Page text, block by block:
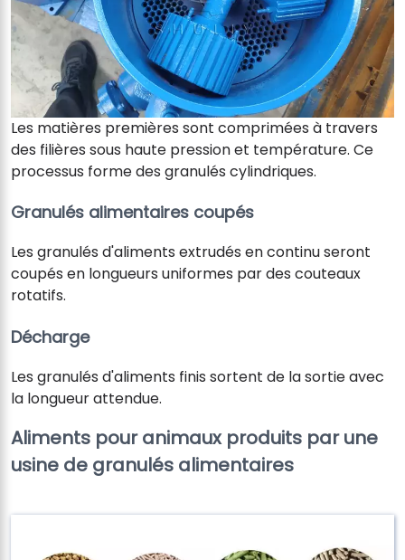
Les matières premières sont comprimées à travers
des filières sous haute pression et température. Ce
processus forme des granulés cylindriques.
Granulés alimentaires coupés
Les granulés d'aliments extrudés en continu seront
coupés en longueurs uniformes par des couteaux
rotatifs.
Décharge
Les granulés d'aliments finis sortent de la sortie avec
la longueur attendue.
Aliments pour animaux produits par une
usine de granulés alimentaires